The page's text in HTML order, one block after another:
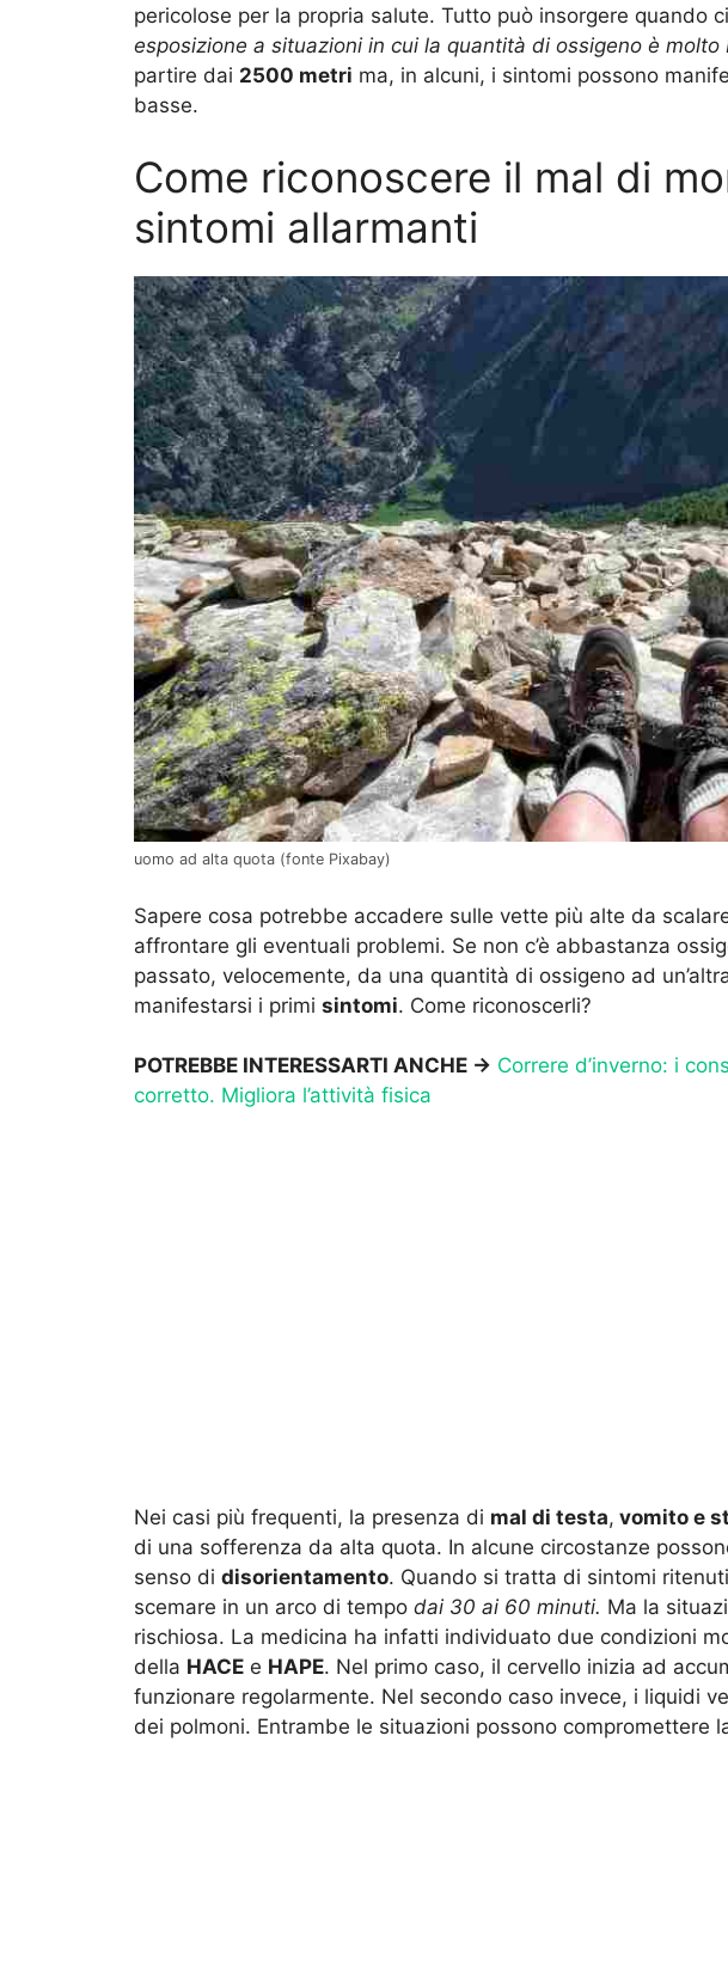
pericolose per la propria salute. Tutto può insorgere quando
esposizione a situazioni in cui la quantità di ossigeno è molto
partire dai 2500 metri ma, in alcuni, i sintomi possono
basse.
Come riconoscere il mal di
sintomi allarmanti
uomo ad alta quota (fonte Pixabay)
Sapere cosa potrebbe accadere sulle vette più alte da
affrontare gli eventuali problemi. Se non c’è abbastanza
passato, velocemente, da una quantità di ossigeno ad
manifestarsi i primi sintomi. Come riconoscerli?
POTREBBE INTERESSARTI ANCHE -> Correre d’inverno: i
corretto. Migliora l’attività fisica
Nei casi più frequenti, la presenza di mal di testa, vomito e
di una sofferenza da alta quota. In alcune circostanze
senso di disorientamento. Quando si tratta di sintomi
scemare in un arco di tempo dai 30 ai 60 minuti. Ma la
rischiosa. La medicina ha infatti individuato due condizioni
della HACE e HAPE. Nel primo caso, il cervello inizia ad
funzionare regolarmente. Nel secondo caso invece, i liquidi
dei polmoni. Entrambe le situazioni possono compromettere